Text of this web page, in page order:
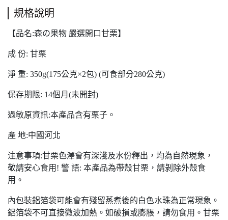
規格說明
【品名:森の果物 嚴選開口甘栗】
成 份: 甘栗
淨 重: 350g(175公克×2包) (可食部分280公克)
保存期限: 14個月(未開封)
過敏原資訊:本產品含有栗子。
產 地:中國河北
注意事項:甘栗色澤會有深淺及水份釋出，均為自然現象，
敬請安心食用! 警 語: 本產品為帶殼甘栗，請剝除外殼食
用。
內包裝鋁箔袋可能會有殘留蒸煮後的白色水珠為正常現象。
鋁箔袋不可直接微波加熱。如破損或膨脹，請勿食用。甘栗